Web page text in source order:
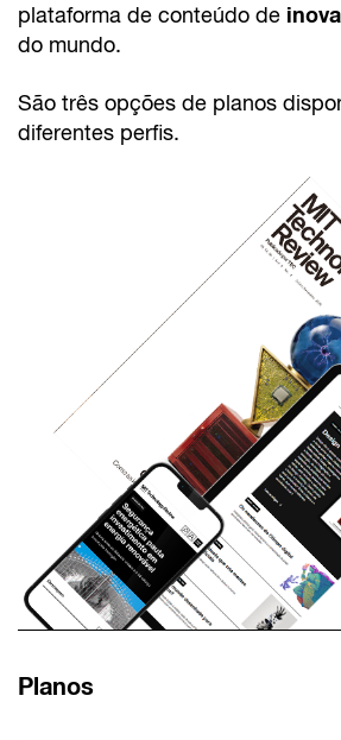
plataforma de conteúdo de
do mundo.
São três opções de planos
diferentes perfis.
Planos